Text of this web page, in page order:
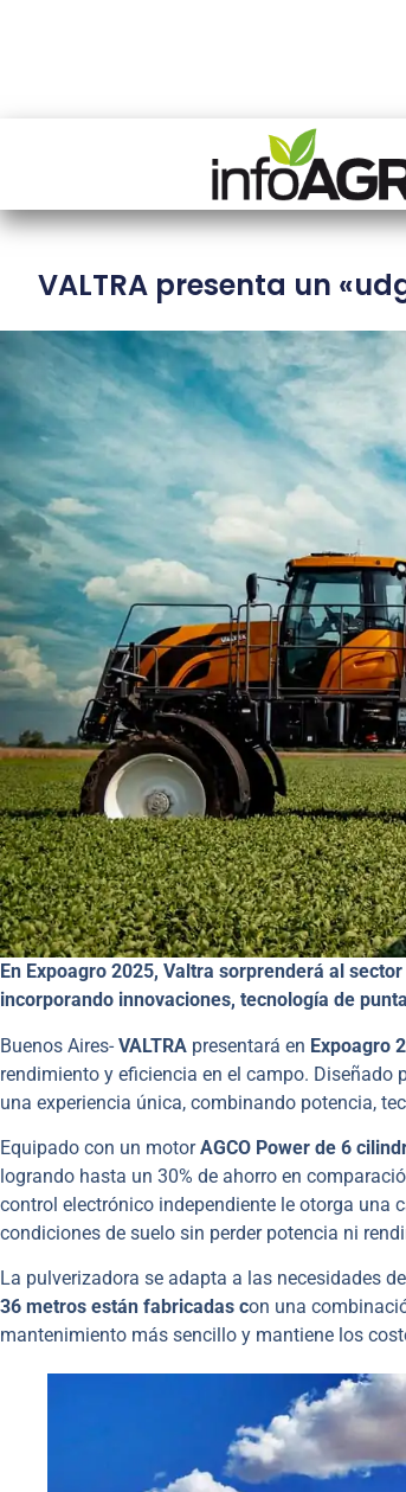
VALTRA presenta un
En Expoagro 2025, Valtra sorprenderá al
incorporando innovaciones, tecnología de
Buenos Aires- VALTRA presentará en Expoagro
rendimiento y eficiencia en el campo. Diseñado
una experiencia única, combinando potencia,
Equipado con un motorAGCO Power de 6
logrando hasta un 30% de ahorro en
control electrónico independiente le otorga una
condiciones de suelo sin perder potencia ni
La pulverizadora se adapta a las necesidades
36 metros están fabricadas con una
mantenimiento más sencillo y mantiene los